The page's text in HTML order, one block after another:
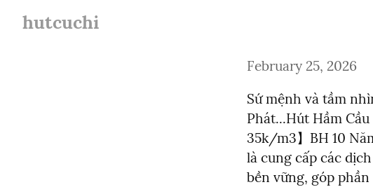
hutcuchi
February 25, 2026
Sứ mệnh và tầm
Phát...Hút Hầm
35k/m3】BH 10
là cung cấp các
bền vững, góp